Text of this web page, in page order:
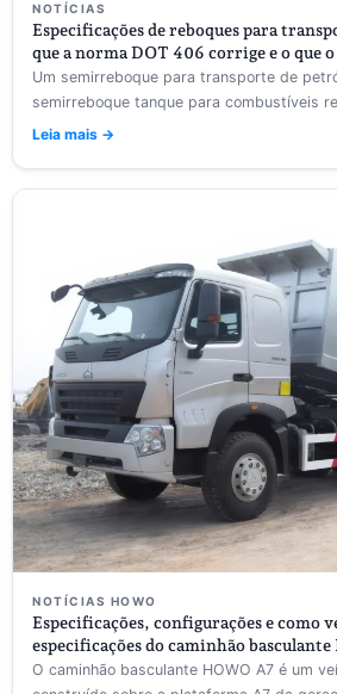
NOTÍCIAS
Especificações de reboques para
que a norma DOT 406 corrige e o que
configura antes da fabricação.
Um semirreboque para transporte de
semirreboque tanque para combustíveis
especificações dos semirreboques para
Leia mais →
NOTÍCIAS HOWO
Especificações, configurações e como
especificações do caminhão basculante
O caminhão basculante HOWO A7 é um